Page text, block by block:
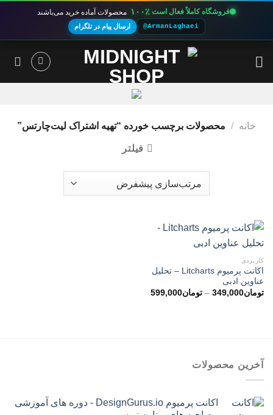
فروشگاه کاملاً فعال است ۱۰۰٪ محصولات آماده خرید می‌باشند
@ArmanLaghaei ارسال پیام در تلگرام
خانه / محصولات برچسب خورده “تهیه اشتراک لیت‌چارتس”
فیلتر
کاربردی
اکانت پرمیوم Litcharts – تحلیل
عناوین ادبی
تومان349,000
– تومان599,000محدوده
آخرین محصولات
اکانت پرمیوم DesignGurus.io - دوره ‌های آموزشی